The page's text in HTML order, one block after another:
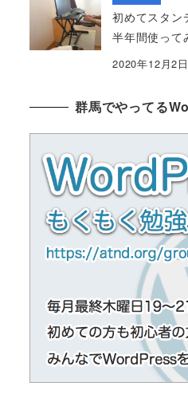
初めてスタン
半年間使って
2020年12月2日
群馬でやってる